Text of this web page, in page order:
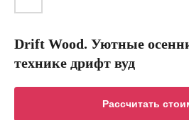
Drift Wood. Уютные
технике дрифт вуд
Рассчитать